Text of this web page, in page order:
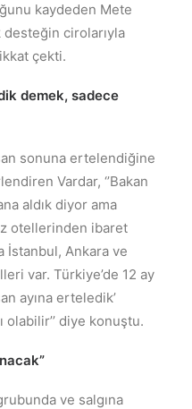
kaydeden Mete
desteğin cirolarıyla
çekti.
demek, sadece
sonuna ertelendiğine
Vardar, ‘’Bakan
aldık diyor ama
otellerinden ibaret
İstanbul, Ankara ve
var. Türkiye’de 12 ay
ayına erteledik’
diye konuştu.
ve salgına